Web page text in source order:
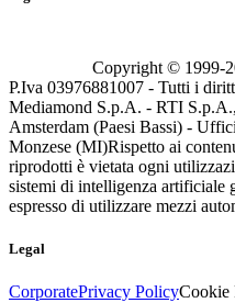
Copyright © 1999-
P.Iva 03976881007 - Tutti i
Mediamond S.p.A. - RTI
Amsterdam (Paesi Bassi) -
Monzese (MI)Rispetto ai
riprodotti è vietata ogni
sistemi di intelligenza artificiale
espresso di utilizzare mezzi
Legal
CorporatePrivacy PolicyCookie